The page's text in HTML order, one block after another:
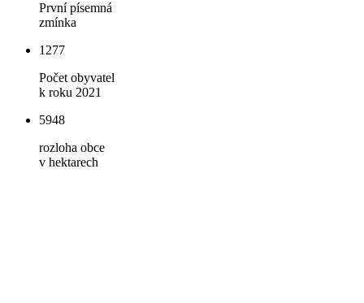
První písemná
zmínka
1277
Počet obyvatel
k roku 2021
5948
rozloha obce
v hektarech